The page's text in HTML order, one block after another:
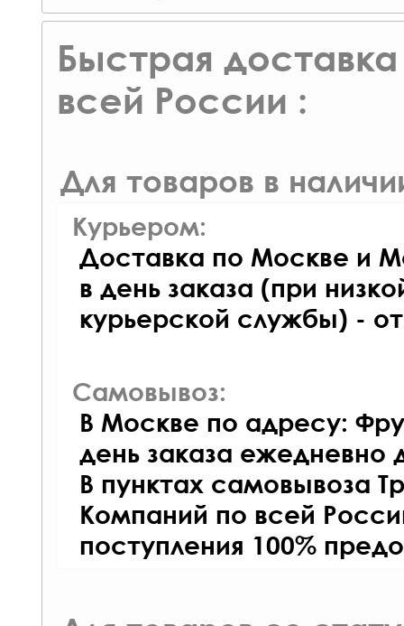
Быстрая доставка
всей России :
Для товаров в
Курьером:
Доставка по Москве и
в день заказа (при
курьерской службы) -
Самовывоз:
В Москве по адресу:
день заказа ежедневно
В пунктах самовывоза
Компаний по всей
поступления 100%